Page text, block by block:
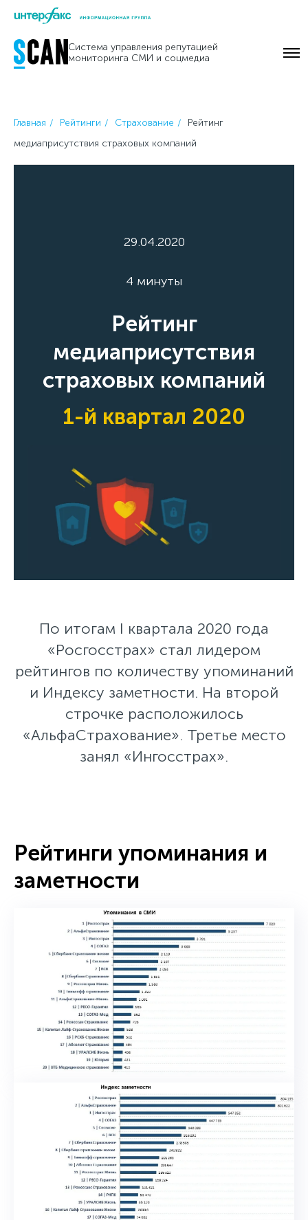
Skip
content
Система управления репутацией
мониторинга СМИ и соцмедиа
Главная Рейтинги Страхование
Рейтинг
медиаприсутствия страховых компаний
29.04.2020
4 минуты
Рейтинг
медиаприсутствия
страховых компаний
1-й квартал 2020
По итогам I квартала 2020 года
«Росгосстрах» стал лидером
рейтингов по количеству упоминаний
и Индексу заметности. На второй
строчке расположилось
«АльфаСтрахование». Третье место
занял «Ингосстрах».
Рейтинги упоминания и
заметности